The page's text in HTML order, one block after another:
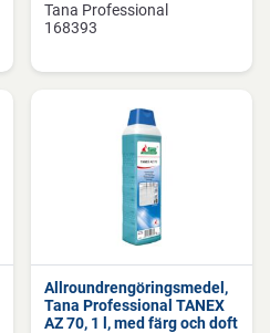
Tana Professional
168393
Allroundrengöringsmedel,
Tana Professional TANEX
AZ 70, 1 l, med färg och doft